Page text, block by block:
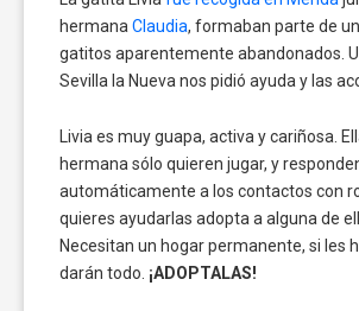
hermanaClaudia, formaban parte de
gatitos aparentemente abandonados.
Sevilla la Nueva nos pidió ayuda y las
Livia es muy guapa, activa y cariñosa.
hermana sólo quieren jugar, y
automáticamente a los contactos con
quieres ayudarlas adopta a alguna de
Necesitan un hogar permanente, si les
darán todo. ¡ADOPTALAS!